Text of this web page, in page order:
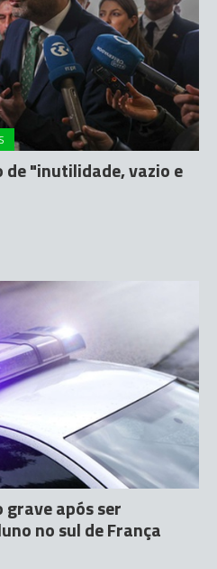
de "inutilidade, vazio e
após ser
no sul de França